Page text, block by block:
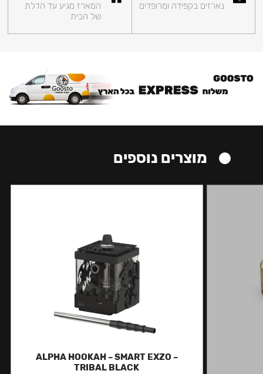
נארזים בקפידה ומרופדים
המארז מגיע עד הדלת
של הבית
מוצרים נוספים
ALPHA HOOKAH – SMART EXZO –
TRIBAL BLACK